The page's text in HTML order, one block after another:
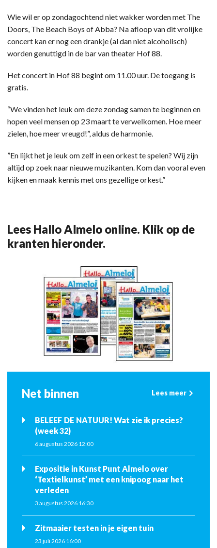
Wie wil er op zondagochtend niet wakker worden met The
Doors, The Beach Boys of Abba? Na afloop van dit vrolijke
concert kan er nog een drankje (al dan niet alcoholisch)
worden genuttigd in de bar van theater Hof 88.
Het concert in Hof 88 begint om 11.00 uur. De toegang is
gratis.
“We vinden het leuk om deze zondag samen te beginnen en
hopen veel mensen op 23 maart te verwelkomen. Hoe meer
zielen, hoe meer vreugd!”, aldus de harmonie.
”En lijkt het je leuk om zelf in een orkest te spelen? Wij zijn
altijd op zoek naar nieuwe muzikanten. Kom dan vooral even
kijken en maak kennis met ons gezellige orkest.”
Lees Hallo Almelo online. Klik op de
kranten hieronder.
Net binnen Lees meer
BELEEF DE NATUUR! Wat zie ik precies?
(week 32)
6 augustus 2026 12:00
Expositie in Kunst Punt Almelo over
‘Textielkunst’ met een knipoog naar het
verleden
3 augustus 2026 16:30
Zitmaaier testen in je eigen tuin
23 juli 2026 16:00